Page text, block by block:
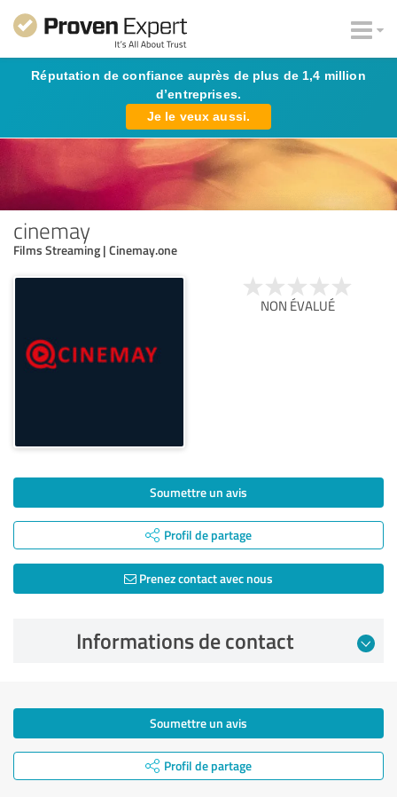
Réputation de confiance auprès de plus de 1,4 million
d’entreprises.
Je le veux aussi.
cinemay
Films Streaming | Cinemay.one
NON ÉVALUÉ
Soumettre un avis
Profil de partage
Prenez contact avec nous
Informations de contact
Soumettre un avis
Profil de partage